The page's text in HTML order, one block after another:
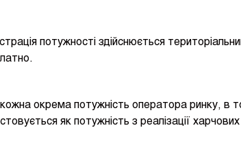
потужності здійснюється
окрема потужність оператора ринку, в
як потужність з реалізації